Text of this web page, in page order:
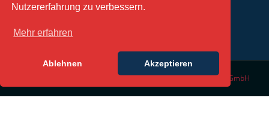
Nutzererfahrung zu verbessern.
Mehr erfahren
Ablehnen Akzeptieren
© Copyright 2016 | All Rights Reserved | Design byDesignLabs GmbH